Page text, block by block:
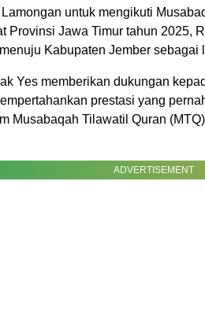
untuk mengikuti
Provinsi Jawa Timur tahun 2025,
Kabupaten Jember
Yes memberikan dukungan
prestasi yang
Musabaqah Tilawatil Quran
ADVERTISEMENT